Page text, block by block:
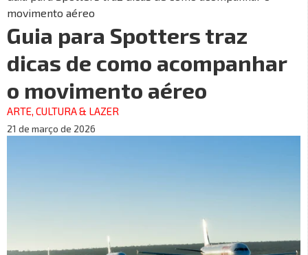
movimento aéreo
Guia para Spotters traz
dicas de como acompanhar
o movimento aéreo
ARTE, CULTURA & LAZER
21 de março de 2026